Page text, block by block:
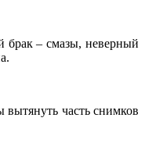
брак – смазы, неверный
часть снимков